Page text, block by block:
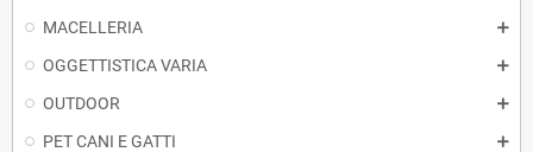
MACELLERIA
OGGETTISTICA VARIA
OUTDOOR
PET CANI E GATTI